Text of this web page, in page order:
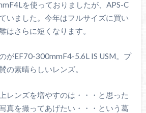
を使っておりましたが、APS-C
いました。今年はフルサイズに買い
はさらに短くなります。
がEF70-300mmF4-5.6L IS USM。プ
の素晴らしいレンズ。
レンズを増やすのは・・・と思った
真を撮ってあげたい・・・という葛